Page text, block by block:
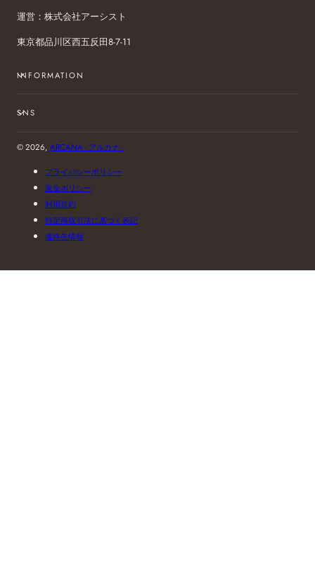
運営：株式会社アーシスト
東京都品川区西五反田8-7-11
INFORMATION
SNS
© 2026, ARCANA - アルカナ -
プライバシーポリシー
返金ポリシー
利用規約
特定商取引法に基づく表記
連絡先情報